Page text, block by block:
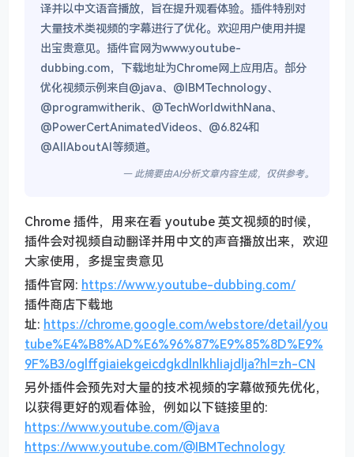
译并以中文语音播放，旨在提升观看体验。插件特别对
大量技术类视频的字幕进行了优化。欢迎用户使用并提
出宝贵意见。插件官网为www.youtube-
dubbing.com，下载地址为Chrome网上应用店。部分
优化视频示例来自@java、@IBMTechnology、
@programwitherik、@TechWorldwithNana、
@PowerCertAnimatedVideos、@6.824和
@AllAboutAI等频道。
— 此摘要由AI分析文章内容生成，仅供参考。
Chrome 插件，用来在看 youtube 英文视频的时候，
插件会对视频自动翻译并用中文的声音播放出来，欢迎
大家使用，多提宝贵意见
插件官网: https://www.youtube-dubbing.com/
插件商店下载地
址: https://chrome.google.com/webstore/detail/you
tube%E4%B8%AD%E6%96%87%E9%85%8D%E9%
9F%B3/oglffgiaiekgeicdgkdlnlkhliajdlja?hl=zh-CN
另外插件会预先对大量的技术视频的字幕做预先优化，
以获得更好的观看体验，例如以下链接里的:
https://www.youtube.com/@java
https://www.youtube.com/@IBMTechnology